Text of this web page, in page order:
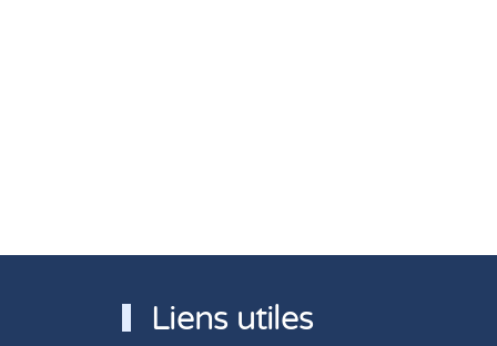
Liens utiles